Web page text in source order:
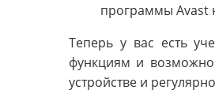
программы Avast
Теперь у вас есть
функциям и
устройстве и